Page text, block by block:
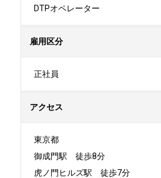
DTPオペレーター
雇用区分
正社員
アクセス
東京都
御成門駅　徒歩8分
虎ノ門ヒルズ駅　徒歩7分